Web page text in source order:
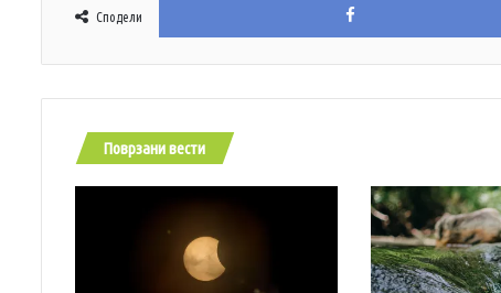
Сподели
Поврзани вести